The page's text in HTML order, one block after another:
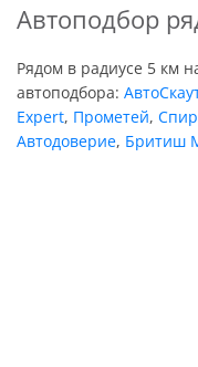
Автоподбор
Рядом в радиусе 5 км
автоподбора:
Expert, Прометей,
Автодоверие, Бритиш